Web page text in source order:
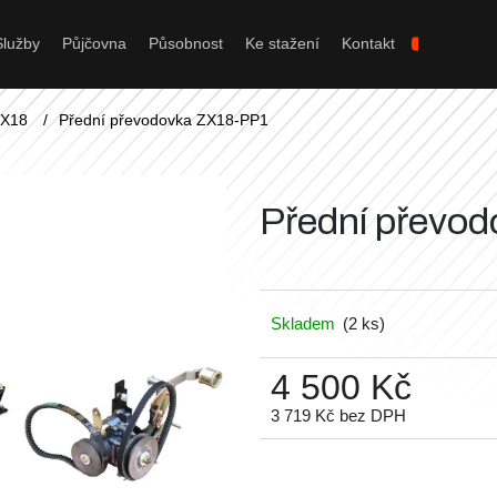
Půjčovna Působnost Ke stažení Kontakt
/ Přední převodovka ZX18-PP1
Přední
Skladem (2 ks)
4 500 Kč
3 719 Kč bez DPH
Měrná
Co potřebujete najít?
Hledat